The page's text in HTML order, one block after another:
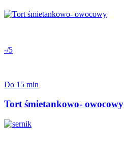
-/5
Do 15 min
Tort śmietankowo- owocowy